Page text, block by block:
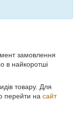
замовлення
в найкоротші
товару. Для
перейти на сайт